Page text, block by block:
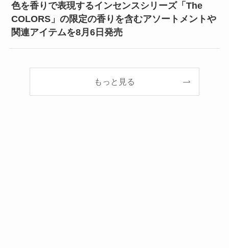
色を香りで表現するインセンスシリーズ「The
COLORS」の限定の香りを含むアソートメントや
関連アイテムを8月6日発売
もっと見る